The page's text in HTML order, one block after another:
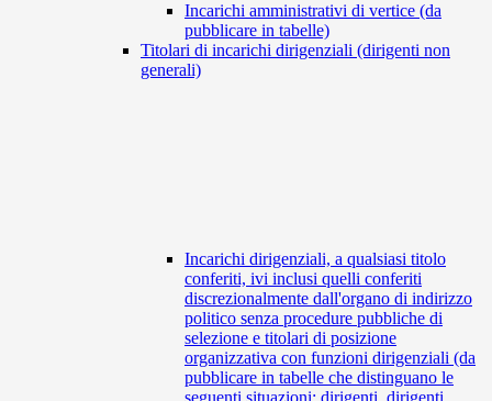
Incarichi amministrativi di vertice (da
pubblicare in tabelle)
Titolari di incarichi dirigenziali (dirigenti non
generali)
Incarichi dirigenziali, a qualsiasi titolo
conferiti, ivi inclusi quelli conferiti
discrezionalmente dall'organo di indirizzo
politico senza procedure pubbliche di
selezione e titolari di posizione
organizzativa con funzioni dirigenziali (da
pubblicare in tabelle che distinguano le